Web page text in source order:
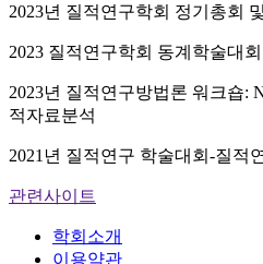
2023년 질적연구학회 정기총회
2023 질적연구학회 동계학술대회
2023년 질적연구방법론 워크숍:
적자료분석
2021년 질적연구 학술대회-질적
관련사이트
학회소개
이용약관